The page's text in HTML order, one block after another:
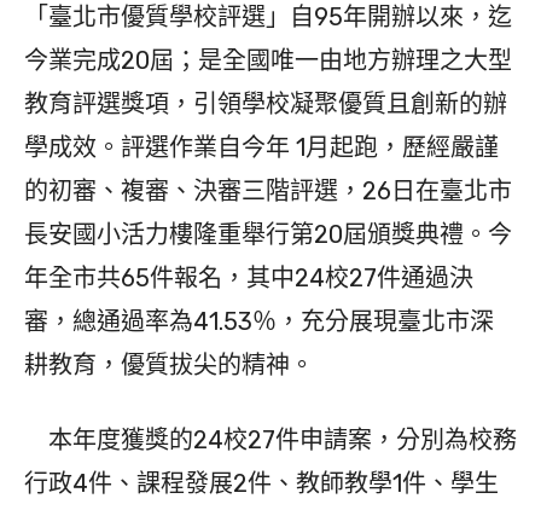
「臺北市優質學校評選」自95年開辦以來，迄
今業完成20屆；是全國唯一由地方辦理之大型
教育評選獎項，引領學校凝聚優質且創新的辦
學成效。評選作業自今年 1月起跑，歷經嚴謹
的初審、複審、決審三階評選，26日在臺北市
長安國小活力樓隆重舉行第20屆頒獎典禮。今
年全市共65件報名，其中24校27件通過決
審，總通過率為41.53％，充分展現臺北市深
耕教育，優質拔尖的精神。
本年度獲獎的24校27件申請案，分別為校務
行政4件、課程發展2件、教師教學1件、學生